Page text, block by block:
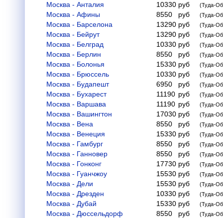
Москва - Анталия 10330 руб (Туда-
Москва - Афины 8550 руб (Туда-
Москва - Барселона 13290 руб (Туда-
Москва - Бейрут 13290 руб (Туда-
Москва - Белград 10330 руб (Туда-
Москва - Берлин 8550 руб (Туда-
Москва - Болонья 15330 руб (Туда-
Москва - Брюссель 10330 руб (Туда-
Москва - Будапешт 6950 руб (Туда-
Москва - Бухарест 11190 руб (Туда-
Москва - Варшава 11190 руб (Туда-
Москва - Вашингтон 17030 руб (Туда-
Москва - Вена 8550 руб (Туда-
Москва - Венеция 15330 руб (Туда-
Москва - Гамбург 8550 руб (Туда-
Москва - Ганновер 8550 руб (Туда-
Москва - Гонконг 17730 руб (Туда-
Москва - Гуанчжоу 15530 руб (Туда-
Москва - Дели 15530 руб (Туда-
Москва - Дрезден 10330 руб (Туда-
Москва - Дубай 15330 руб (Туда-
Москва - Дюссельдорф 8550 руб (Туда-